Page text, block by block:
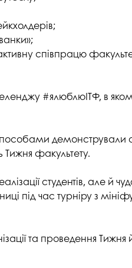
"ПУЛЬС"
і сприяння
Академічна
Неформальна /
освіта
Академічна мобільність
Якість освіти, рада з
освіти
Відділ моніторингу та
якості освіти
співпрацю
#ялюблюІТФ, в
демонстрували
Тижня факультету.
студентів, але й
під час турніру з
та проведення